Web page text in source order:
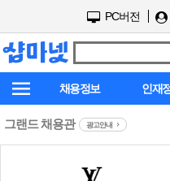
PC버전
채용정보 인재
그랜드 채용관 광고안내